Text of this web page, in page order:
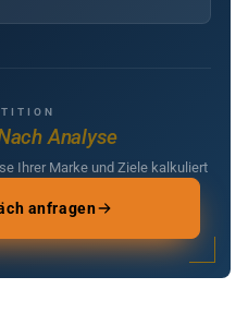
Analyse
Ihrer Marke und Ziele kalkuliert
anfragen